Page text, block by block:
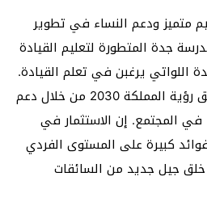
متميز ودعم النساء في تطوير
جدة المتطورة لتعليم القيادة
اللواتي يرغبن في تعلم القيادة.
تساهم المدرسة في تحقيق رؤية المملكة 2030 من خلال دعم
في المجتمع. إن الاستثمار في
كبيرة على المستوى الفردي
جيل جديد من السائقات